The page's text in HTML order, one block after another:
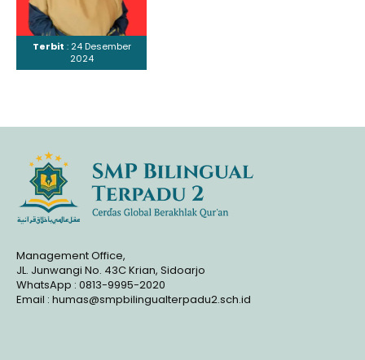
Terbit : 24 Desember
2024
Management Office,
JL. Junwangi No. 43C Krian, Sidoarjo
WhatsApp : 0813-9995-2020
Email : humas@smpbilingualterpadu2.sch.id